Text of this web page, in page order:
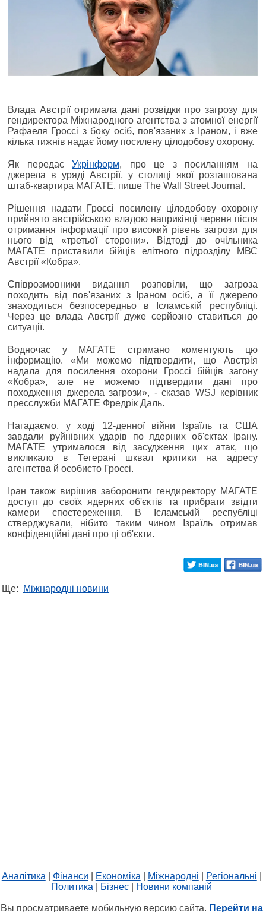
Влада Австрії отримала дані розвідки про загрозу для
гендиректора Міжнародного агентства з атомної енергії
Рафаеля Гроссі з боку осіб, пов'язаних з Іраном, і вже
кілька тижнів надає йому посилену цілодобову охорону.
Як передаєУкрінформ, про це з посиланням на
джерела в уряді Австрії, у столиці якої розташована
штаб-квартира МАГАТЕ, пише The Wall Street Journal.
Рішення надати Гроссі посилену цілодобову охорону
прийнято австрійською владою наприкінці червня після
отримання інформації про високий рівень загрози для
нього від «третьої сторони». Відтоді до очільника
МАГАТЕ приставили бійців елітного підрозділу МВС
Австрії «Кобра».
Співрозмовники видання розповіли, що загроза
походить від пов'язаних з Іраном осіб, а її джерело
знаходиться безпосередньо в Ісламській республіці.
Через це влада Австрії дуже серйозно ставиться до
ситуації.
Водночас у МАГАТЕ стримано коментують цю
інформацію. «Ми можемо підтвердити, що Австрія
надала для посилення охорони Гроссі бійців загону
«Кобра», але не можемо підтвердити дані про
походження джерела загрози», - сказав WSJ керівник
пресслужби МАГАТЕ Фредрік Даль.
Нагадаємо, у ході 12-денної війни Ізраїль та США
завдали руйнівних ударів по ядерних об'єктах Ірану.
МАГАТЕ утрималося від засудження цих атак, що
викликало в Тегерані шквал критики на адресу
агентства й особисто Гроссі.
Іран також вирішив заборонити гендиректору МАГАТЕ
доступ до своїх ядерних об'єктів та прибрати звідти
камери спостереження. В Ісламській республіці
стверджували, нібито таким чином Ізраїль отримав
конфіденційні дані про ці об'єкти.
Ще: Міжнародні новини
Аналітика Фінанси Економіка Міжнародні Регіональні
Политика
Бізнес Новини компаній
Вы просматриваете мобильную версию сайта. Перейти на